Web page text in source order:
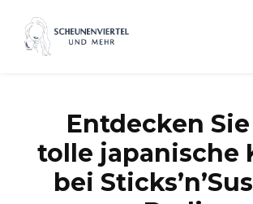
Inhalt
springen
Entdecken
tolle japanische
bei